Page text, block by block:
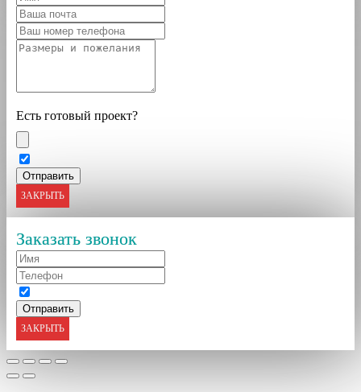
Есть готовый проект?
ЗАКРЫТЬ
Заказать звонок
ЗАКРЫТЬ